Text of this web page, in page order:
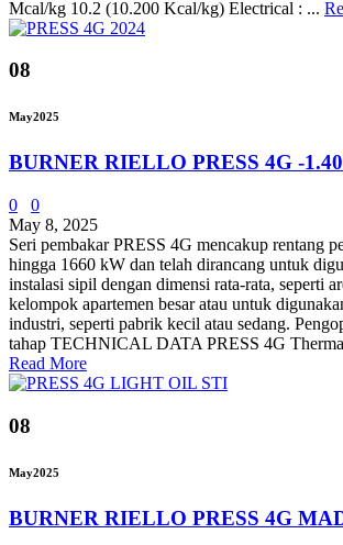
Mcal/kg 10.2 (10.200 Kcal/kg) Electrical : ...
08
May2025
BURNER RIELLO PRESS 4G -
0
0
May 8, 2025
Seri pembakar PRESS 4G mencakup rentang
hingga 1660 kW dan telah dirancang untuk
instalasi sipil dengan dimensi rata-rata, seperti
kelompok apartemen besar atau untuk
industri, seperti pabrik kecil atau sedang.
tahap TECHNICAL DATA PRESS 4G
Read More
08
May2025
BURNER RIELLO PRESS 4G